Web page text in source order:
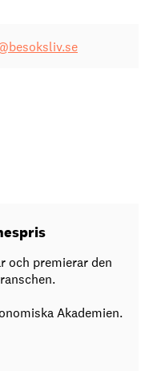
premierar den
Akademien.